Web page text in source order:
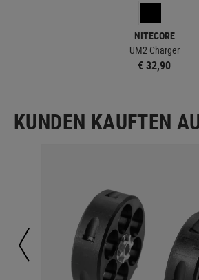
NITECORE
UM2 Charger
€ 32,90
KUNDEN KAUFTEN